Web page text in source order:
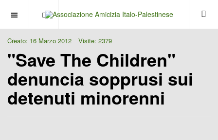
OFF CANVAS
Creato: 16 Marzo 2012 Visite: 2379
"Save The Children"
denuncia sopprusi sui
detenuti minorenni